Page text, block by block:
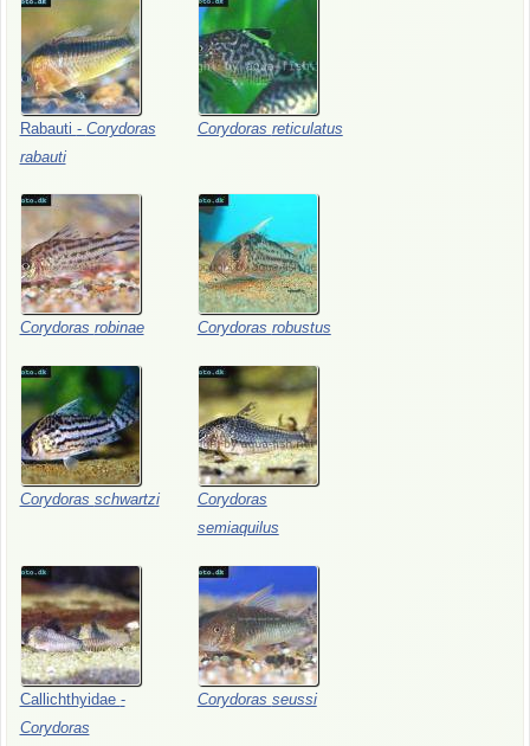
Rabauti - Corydoras
rabauti
Corydoras reticulatus
Corydoras robinae Corydoras robustus
Corydoras schwartzi
Corydoras
semiaquilus
Callichthyidae -
Corydoras
Corydoras seussi